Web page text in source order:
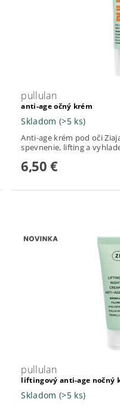
pullulan
anti-age očný krém
Skladom (>5 ks)
Anti-age krém pod oči
spevnenie, lifting a
6,50 €
pullulan
liftingový anti-age nočný
Skladom (>5 ks)